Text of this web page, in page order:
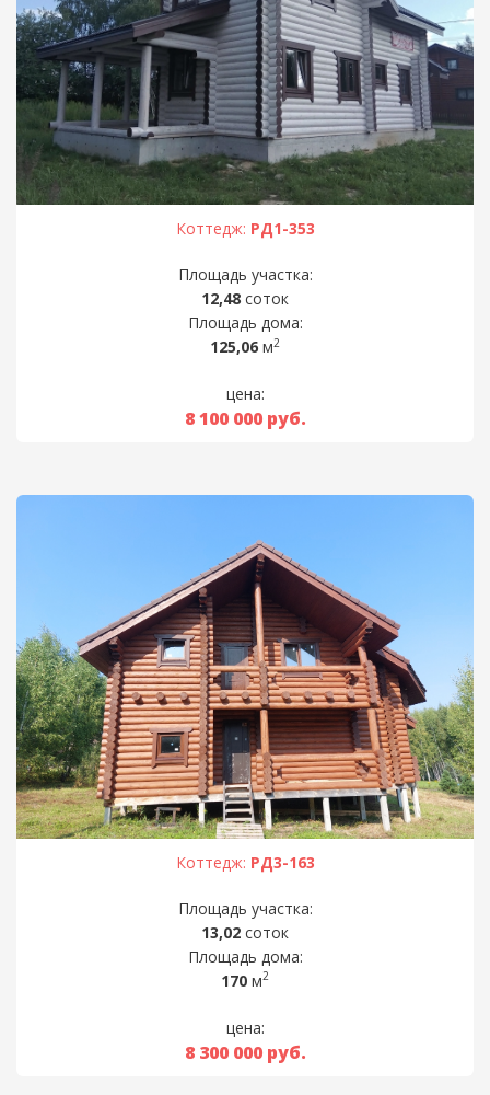
Коттедж: РД1-353
Площадь участка:
12,48 соток
Площадь дома:
125,06 м2
цена:
8 100 000руб.
Коттедж: РД3-163
Площадь участка:
13,02 соток
Площадь дома:
170 м2
цена:
8 300 000руб.